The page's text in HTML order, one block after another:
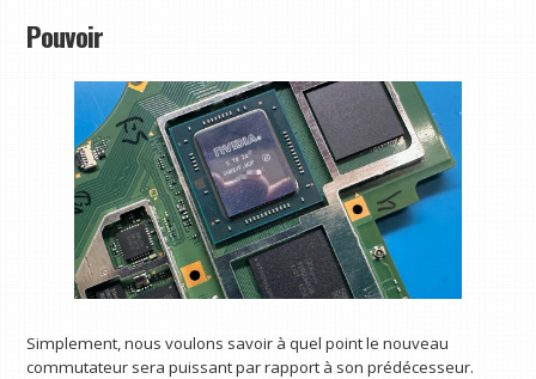
Pouvoir
Simplement, nous voulons savoir à quel point le nouveau
commutateur sera puissant par rapport à son prédécesseur.